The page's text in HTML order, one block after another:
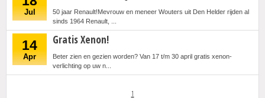
Jul
50 jaar Renault!Mevrouw en meneer Wouters uit Den Helder rijden al
sinds 1964 Renault, ...
14
Apr
Gratis Xenon!
Beter zien en gezien worden? Van 17 t/m 30 april gratis xenon-
verlichting op uw n...
1